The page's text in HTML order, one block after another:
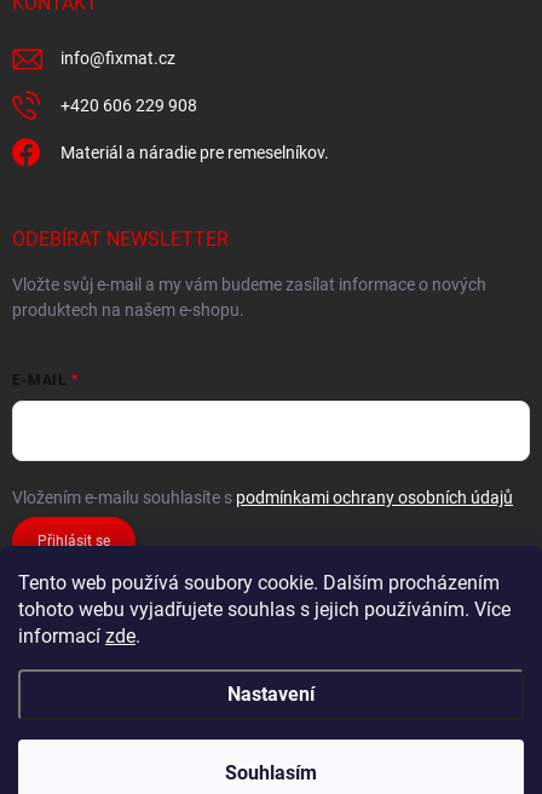
Tento web používá soubory cookie. Dalším procházením
tohoto webu vyjadřujete souhlas s jejich používáním. Více
informací zde.
Nastavení
Souhlasím
info@fixmat.cz
+420 606 229 908
Materiál a náradie pre remeselníkov.
ODEBÍRAT NEWSLETTER
Vložte svůj e-mail a my vám budeme zasílat informace o nových
produktech na našem e-shopu.
E-MAIL
Vložením e-mailu souhlasíte s podmínkami ochrany osobních údajů
Přihlásit se
FiXMAT . Všechna práva vyhrazena.